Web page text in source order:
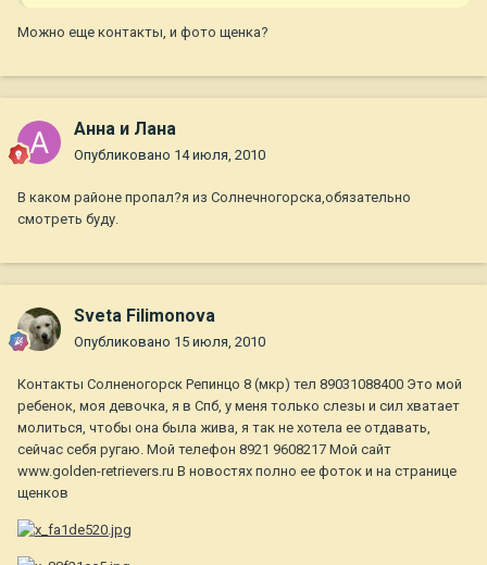
Можно еще контакты, и фото щенка?
Анна и Лана
Опубликовано 14 июля, 2010
В каком районе пропал?я из Солнечногорска,обязательно
смотреть буду.
Sveta Filimonova
Опубликовано 15 июля, 2010
Контакты Солненогорск Репинцо 8 (мкр) тел 89031088400 Это мой
ребенок, моя девочка, я в Спб, у меня только слезы и сил хватает
молиться, чтобы она была жива, я так не хотела ее отдавать,
сейчас себя ругаю. Мой телефон 8921 9608217 Мой сайт
www.golden-retrievers.ru В новостях полно ее фоток и на странице
щенков